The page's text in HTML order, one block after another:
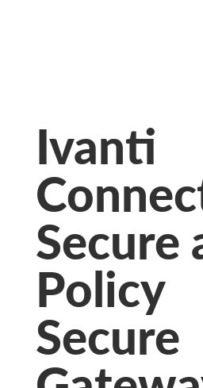
Ivanti
Secure
Policy
Secure